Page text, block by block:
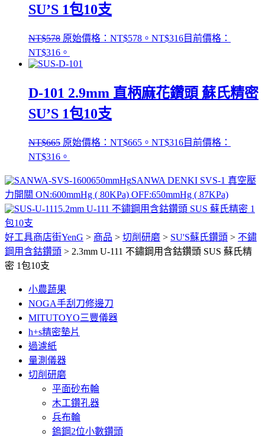
SU’S 1包10支
NT$578 原始價格：NT$578。 NT$316目前價格：
NT$316。
D-101 2.9mm 直柄麻花鑽頭 蘇氏精密
SU’S 1包10支
NT$665 原始價格：NT$665。 NT$316目前價格：
NT$316。
SANWA DENKI SVS-1 真空壓
力開關 ON:600mmHg ( 80KPa) OFF:650mmHg ( 87KPa)
5.2mm U-111 不鏽鋼用含鈷鑽頭 SUS 蘇氏精密 1
包10支
好工具商店街YenG > 商品 > 切削研磨 > SU'S蘇氏鑽頭 > 不鏽
鋼用含鈷鑽頭 > 2.3mm U-111 不鏽鋼用含鈷鑽頭 SUS 蘇氏精
密 1包10支
小農蔬果
NOGA手刮刀修邊刀
MITUTOYO三豐儀器
h+s精密墊片
過濾紙
量測儀器
切削研磨
平面砂布輪
木工鑽孔器
兵布輪
鎢鋼2位小數鑽頭